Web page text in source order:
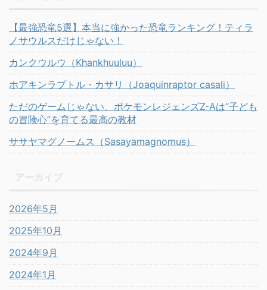
【最強恐竜5選】本当に強かった恐竜ランキング！ティラ
ノサウルスだけじゃない！
カンクウルウ（Khankhuuluu）
ホアキンラプトル・カサリ（Joaquinraptor casali）
ただのゲームじゃない。ポケモンレジェンズZ-Aは“子ども
の冒険心”を育てる最高の教材
ササヤマグノームス（Sasayamagnomus）
2026年5月
2025年10月
2024年9月
2024年1月